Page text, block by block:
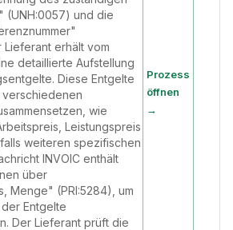
(UNH:0057) und die
Lieferant erhält vom
detaillierte Aufstellung
Diese Entgelte
wie
Leistungspreis
weiteren spezifischen
INVOIC enthält
über
Menge" (PRI:5284), um
Entgelte
Der Lieferant prüft die
Prozess
öffnen
→